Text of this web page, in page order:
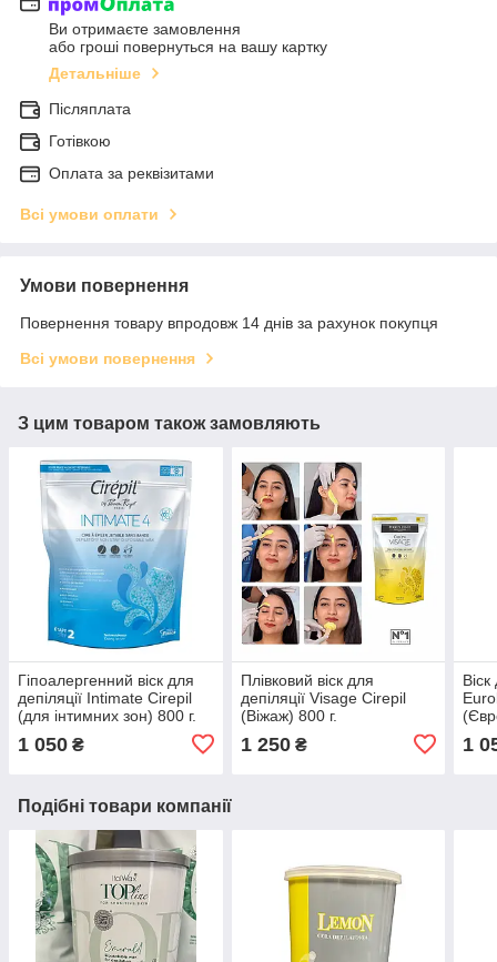
Ви отримаєте замовлення
або гроші повернуться на вашу картку
Детальніше
Післяплата
Готівкою
Оплата за реквізитами
Всі умови оплати
Умови повернення
Повернення товару впродовж 14 днів за рахунок покупця
Всі умови повернення
З цим товаром також замовляють
Гіпоалергенний віск для
депіляції Intimate Cirepil
(для інтимних зон) 800 г.
1 050 ₴
Плівковий віск для
депіляції Visage Cirepil
(Віжаж) 800 г.
1 250₴
Віск
1
Подібні товари компанії